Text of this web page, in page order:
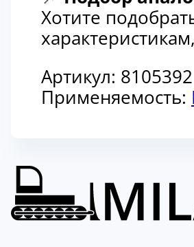
Хотите
Артикул: 8105392
Применяемость: